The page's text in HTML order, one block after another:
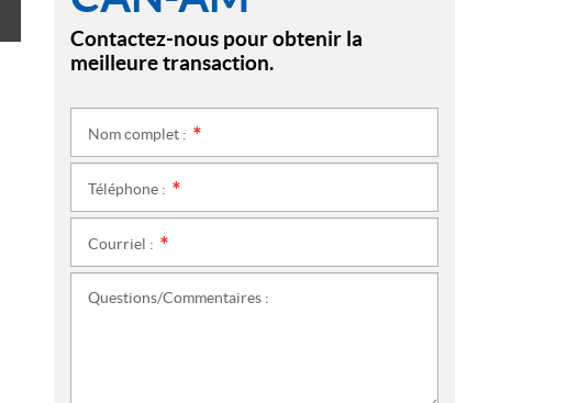
Contactez-nous pour obtenir la
meilleure transaction.
Nom complet :
Téléphone :
Courriel :
Questions/Commentaires :